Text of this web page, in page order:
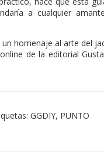
a cualquier
homenaje al arte del
de la editorial
GGDIY, PUNTO